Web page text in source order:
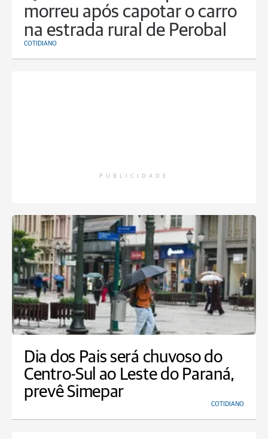
morreu após capotar o carro
na estrada rural de Perobal
COTIDIANO
PUBLICIDADE
Dia dos Pais será chuvoso do
Centro-Sul ao Leste do Paraná,
prevê Simepar
COTIDIANO